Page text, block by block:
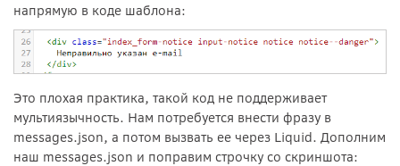
напрямую в коде шаблона:
Это плохая практика, такой код не поддерживает
мультиязычность. Нам потребуется внести фразу в
messages.json, а потом вызвать ее через Liquid. Дополним
наш messages.json и поправим строчку со скриншота: